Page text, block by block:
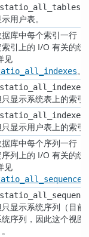
用户表。
库中每个索引一行，
引上的 I/O 有关的统
见
。
显示系统表上的索引
显示用户表上的索引
库中每个序列一行，
列上的 I/O 有关的统
见
显示系统序列（目前
序列，因此这个视图